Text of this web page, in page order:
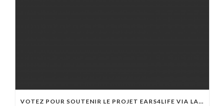
VOTEZ POUR SOUTENIR LE PROJET EARS4LIFE VIA LA PLATEFORME LA FABRIQUE AVIVA